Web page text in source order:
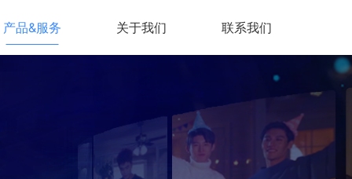
产品&服务 关于我们 联系我们